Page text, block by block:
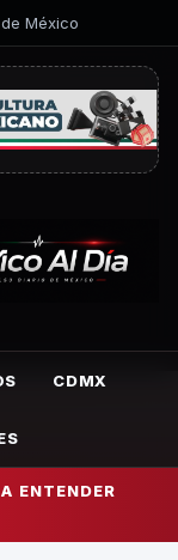
México
CDMX
ENTENDER